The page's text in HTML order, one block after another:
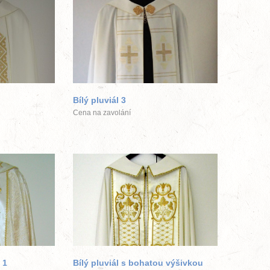
větší obrázek
Bílý pluviál 3
Cena na zavolání
1
větší obrázek
Bílý pluviál s bohatou výšivkou